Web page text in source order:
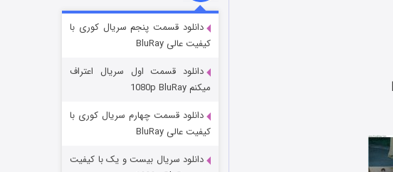
قسمت۲ (زیرنویس) منتشر شد
مردگان متحرک: شهر مرده ۳
دانلود قسمت پنجم سریال کوری با
کیفیت عالی BluRay
دانلود قسمت اول سریال اعتراف
میکنم 1080p BluRay
دانلود قسمت چهارم سریال کوری با
کیفیت عالی BluRay
دانلود سریال بیست و یک با کیفیت